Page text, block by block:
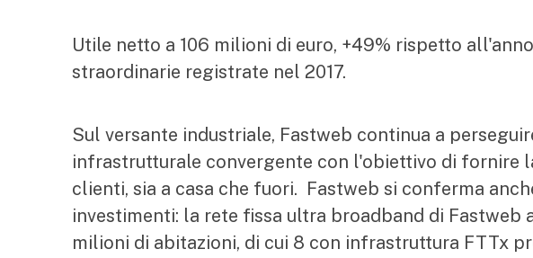
Utile netto a 106 milioni di euro, +49% rispetto
straordinarie registrate nel 2017.
Sul versante industriale, Fastweb continua a
infrastrutturale convergente con l'obiettivo di fornire
clienti, sia a casa che fuori. Fastweb si conferma
investimenti: la rete fissa ultra broadband di Fastweb
milioni di abitazioni, di cui 8 con infrastruttura FTTx